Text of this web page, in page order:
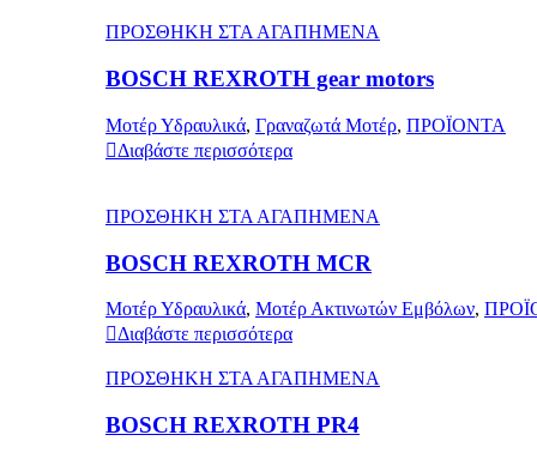
ΠΡΟΣΘΗΚΗ ΣΤΑ ΑΓΑΠΗΜΕΝΑ
BOSCH REXROTH gear motors
Μοτέρ Υδραυλικά, Γραναζωτά Μοτέρ, ΠΡΟΪΟΝΤΑ
Διαβάστε περισσότερα
ΠΡΟΣΘΗΚΗ ΣΤΑ ΑΓΑΠΗΜΕΝΑ
BOSCH REXROTH MCR
Μοτέρ Υδραυλικά, Μοτέρ Ακτινωτών Εμβόλων,
Διαβάστε περισσότερα
ΠΡΟΣΘΗΚΗ ΣΤΑ ΑΓΑΠΗΜΕΝΑ
BOSCH REXROTH PR4